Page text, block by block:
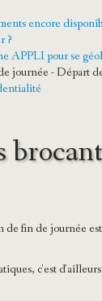
encore
?
APPLI pour se
journée - Départ
de fin de journée
c'est